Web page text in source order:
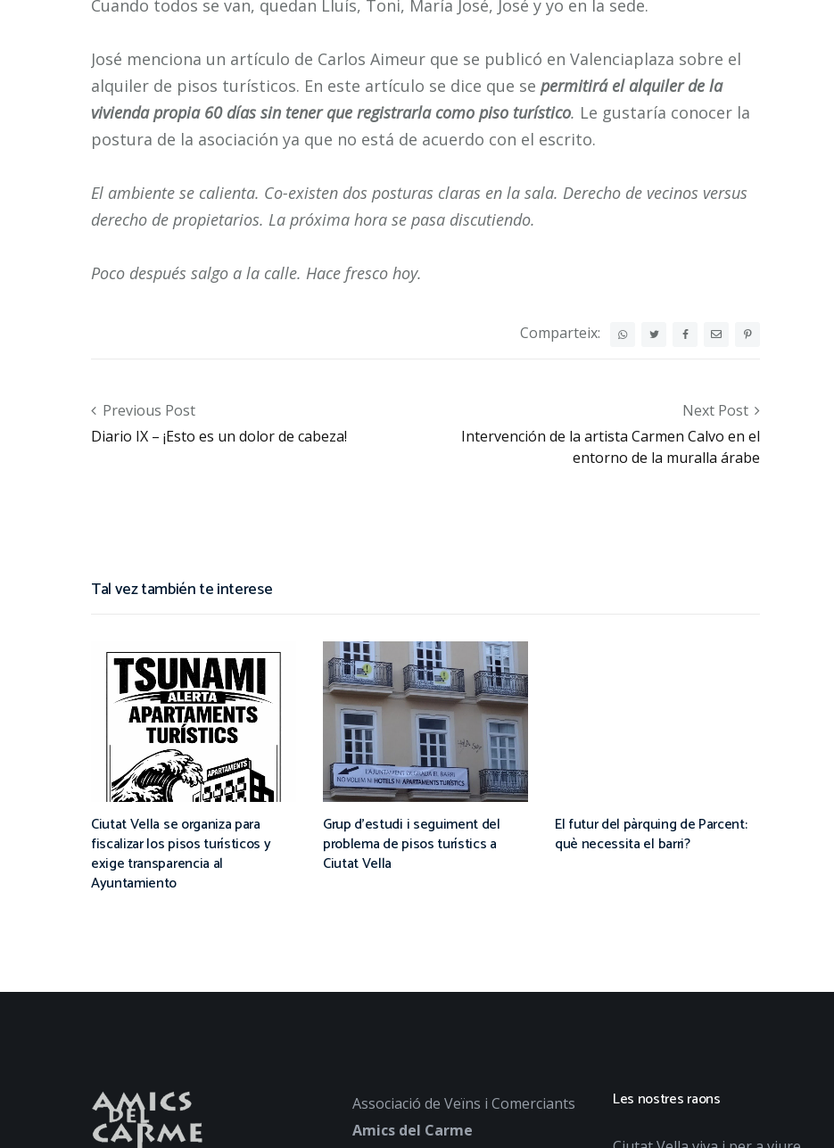
Cuando todos se van, quedan Lluís, Toni, María José, José y yo en la sede.
José menciona un artículo de Carlos Aimeur que se publicó en Valenciaplaza sobre el
alquiler de pisos turísticos. En este artículo se dice que se permitirá el alquiler de la
vivienda propia 60 días sin tener que registrarla como piso turístico. Le gustaría conocer la
postura de la asociación ya que no está de acuerdo con el escrito.
El ambiente se calienta. Co-existen dos posturas claras en la sala. Derecho de vecinos versus
derecho de propietarios. La próxima hora se pasa discutiendo.
Poco después salgo a la calle. Hace fresco hoy.
Comparteix:
Post navigation
Previous Post
Diario IX – ¡Esto es un dolor de cabeza!
Next Post
Intervención de la artista Carmen Calvo en el
entorno de la muralla árabe
Tal vez también te interese
Ciutat Vella se organiza para
fiscalizar los pisos turísticos y
exige transparencia al
Ayuntamiento
Grup d’estudi i seguiment del
problema de pisos turístics a
Ciutat Vella
El futur del pàrquing de Parcent:
què necessita el barri?
Associació de Veïns i Comerciants
Amics del Carme
Les nostres raons